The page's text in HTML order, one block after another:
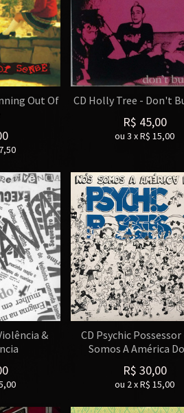
Out Of
CD Holly Tree - Don't
R$ 45,00
ou 3 xR$ 15,00
&
CD Psychic Possessor
Somos A América
R$ 30,00
ou 2xR$ 15,00